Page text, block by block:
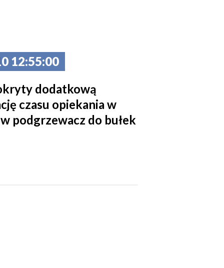
12:55:00
dodatkową
czasu opiekania w
podgrzewacz do bułek